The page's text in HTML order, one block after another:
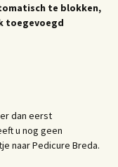
te blokken,
toegevoegd
dan eerst
u nog geen
naar Pedicure Breda.